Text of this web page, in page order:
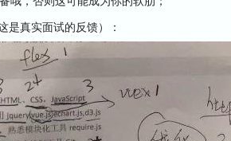
真实面试的反馈）：